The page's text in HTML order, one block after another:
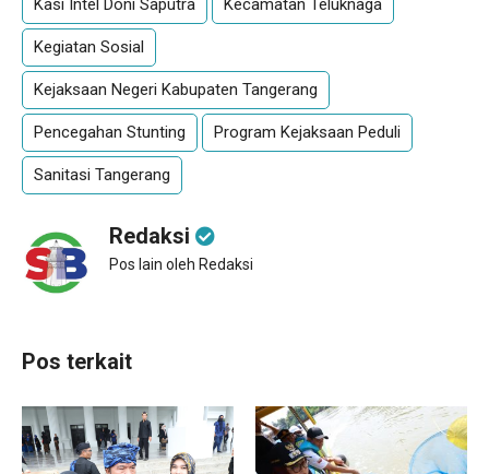
Kasi Intel Doni Saputra Kecamatan Teluknaga
Kegiatan Sosial
Kejaksaan Negeri Kabupaten Tangerang
Pencegahan Stunting Program Kejaksaan Peduli
Sanitasi Tangerang
Redaksi
Pos lain oleh Redaksi
Pos terkait